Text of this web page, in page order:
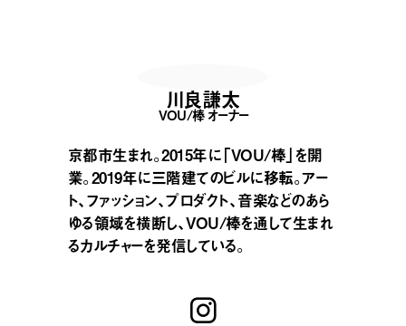
川良謙太
VOU/棒 オーナー
京都市生まれ。2015年に「VOU/棒」を開
業。2019年に三階建てのビルに移転。アー
ト、ファッション、プロダクト、音楽などのあら
ゆる領域を横断し、VOU/棒を通して生まれ
るカルチャーを発信している。